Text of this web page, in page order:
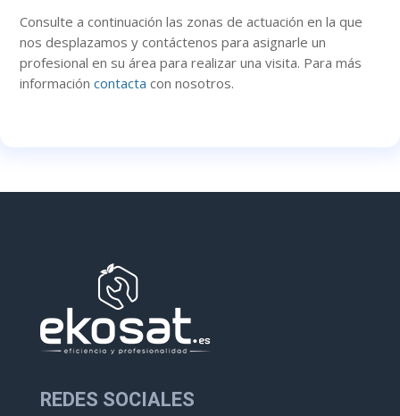
Consulte a continuaciónlas zonas de actuación en la que
nos desplazamos y contáctenos para asignarle un
profesional en su área para realizar una visita. Para más
informacióncontacta con nosotros.
REDES SOCIALES